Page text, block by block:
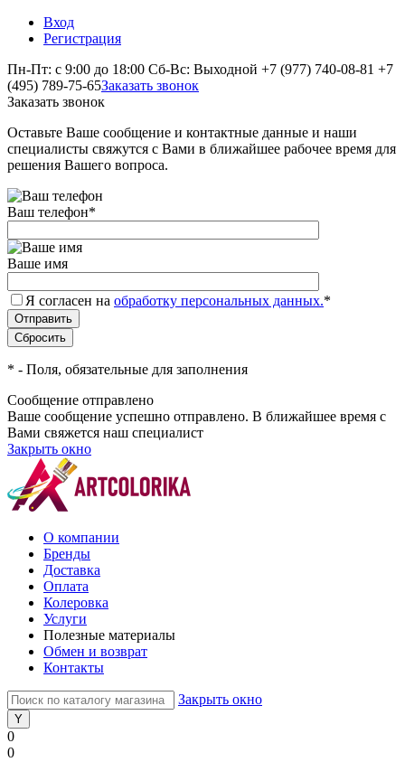
Вход
Регистрация
Пн-Пт: с 9:00 до 18:00 Сб-Вс: Выходной +7 (977) 740-08-81 +7
(495) 789-75-65Заказать звонок
Заказать звонок
Оставьте Ваше сообщение и контактные данные и наши
специалисты свяжутся с Вами в ближайшее рабочее время для
решения Вашего вопроса.
Ваш телефон*
Ваше имя
Я согласен на обработку персональных данных.*
* - Поля, обязательные для заполнения
Сообщение отправлено
Ваше сообщение успешно отправлено. В ближайшее время с
Вами свяжется наш специалист
Закрыть окно
О компании
Бренды
Доставка
Оплата
Колеровка
Услуги
Полезные материалы
Обмен и возврат
Контакты
Закрыть окно
0
0